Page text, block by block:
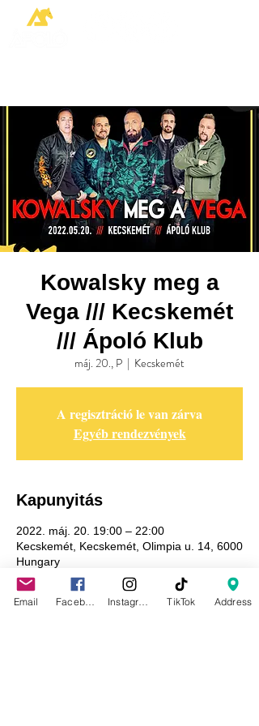
Kowalsky meg a
Vega /// Kecskemét
/// Ápoló Klub
máj. 20., P
  |
Kecskemét
A regisztráció le van zárva
Egyéb rendezvények
Kapunyitás
2022. máj. 20. 19:00 – 22:00
Kecskemét, Kecskemét, Olimpia u. 14, 6000
Hungary
Email TikTok Address